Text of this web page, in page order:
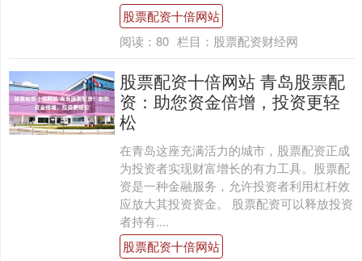
股票配资十倍网站
阅读： 80 栏目： 股票配资财经网
股票配资十倍网站 青岛股票配
资：助您资金倍增，投资更轻
松
在青岛这座充满活力的城市，股票配资正成
为投资者实现财富增长的有力工具。股票配
资是一种金融服务，允许投资者利用杠杆效
应放大其投资资金。 股票配资可以释放投资
者持有....
股票配资十倍网站